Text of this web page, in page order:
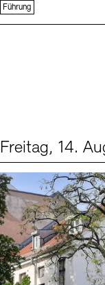
Führung
Freitag, 14.